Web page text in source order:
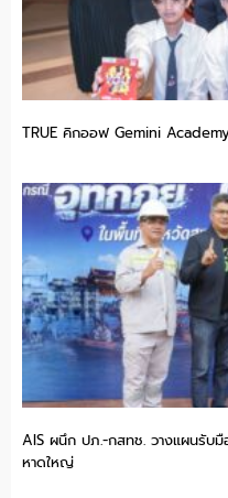
TRUE คิกออฟ Gemini
AIS ผนึก ปภ.-กสทช. วางแผนรับ
หาดใหญ่